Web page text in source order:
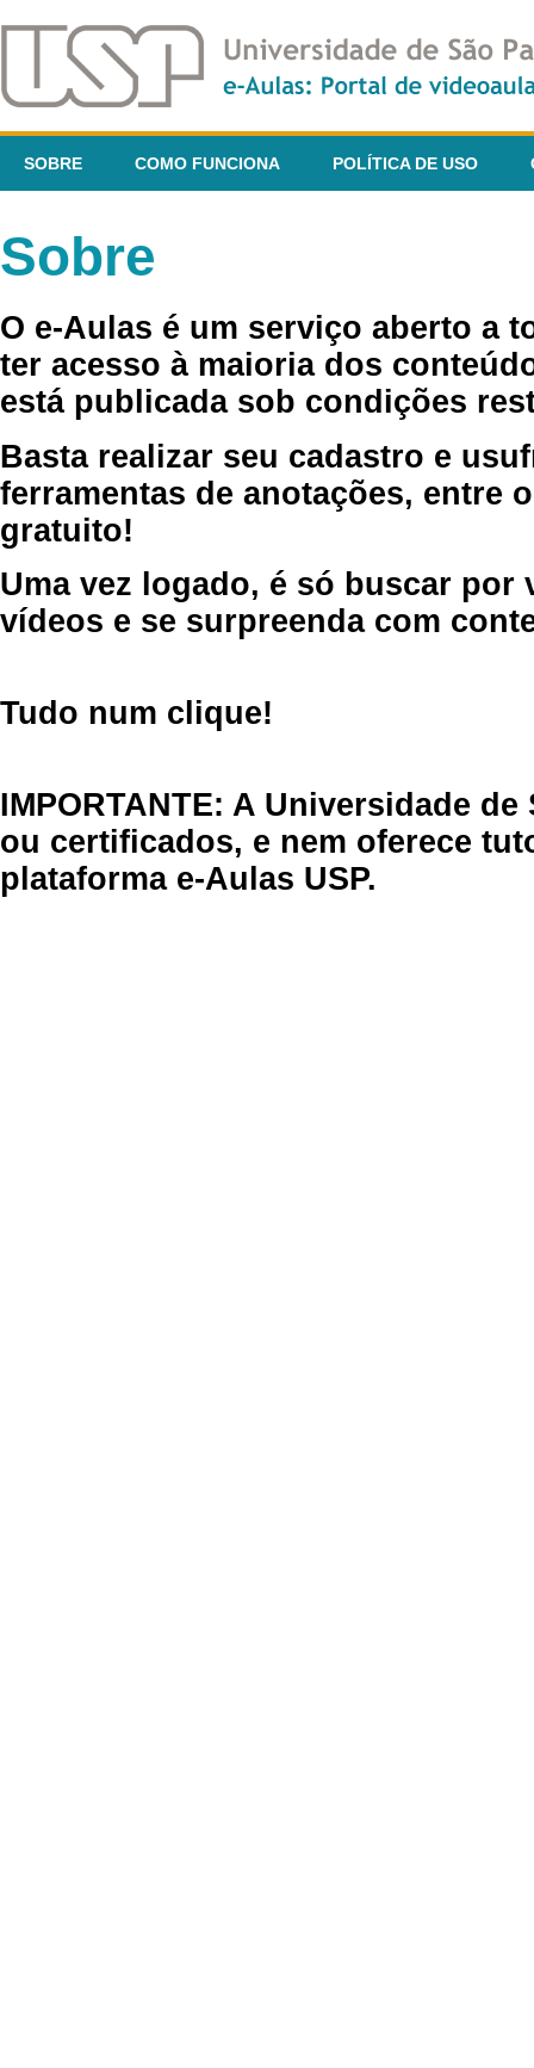
SOBRE COMO FUNCIONA POLÍTICA DE USO
Sobre
O e-Aulas é um serviço aberto a
ter acesso à maioria dos
está publicada sob condições
Basta realizar seu cadastro e
ferramentas de anotações, entre
gratuito!
Uma vez logado, é só buscar por
vídeos e se surpreenda com
Tudo num clique!
IMPORTANTE: A Universidade
ou certificados, e nem oferece
plataforma e-Aulas USP.